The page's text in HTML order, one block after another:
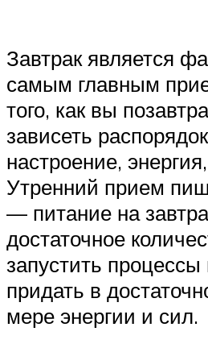
Завтрак является
самым главным
того, как вы
зависеть
настроение,
Утренний прием
— питание на
достаточное
запустить
придать в
мере энергии и сил.